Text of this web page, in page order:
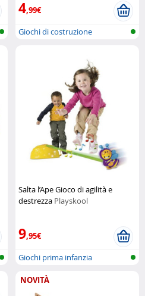
4,99€
Giochi di costruzione
Salta l’Ape Gioco di agilità e
destrezza Playskool
9,95€
Giochi prima infanzia
NOVITÀ